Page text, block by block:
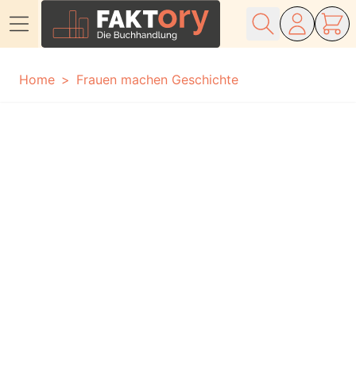
Home
Frauen machen Geschichte